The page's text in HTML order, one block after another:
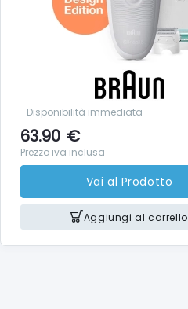
Disponibilità immediata
63.90 €
Prezzo iva inclusa
Vai al Prodotto
Aggiungi al carrello